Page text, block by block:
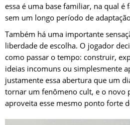
essa é uma base familiar, na qual
sem um longo período de
Também há uma importante
liberdade de escolha. O jogador
como passar o tempo: construir,
ideias incomuns ou simplesmente
justamente essa abertura que um
tornar um fenômeno cult, e o novo
aproveita esse mesmo ponto forte